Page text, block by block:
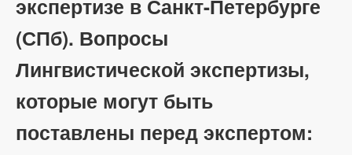
экспертизе в Санкт-Петербурге
(СПб). Вопросы
Лингвистической экспертизы,
которые могут быть
поставлены перед экспертом: